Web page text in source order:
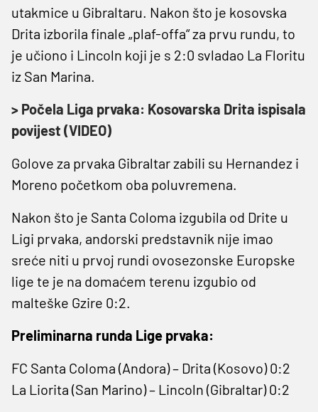
utakmice u Gibraltaru. Nakon što je kosovska
Drita izborila finale „plaf-offa“ za prvu rundu, to
je učiono i Lincoln koji je s 2:0 svladao La Floritu
iz San Marina.
> Počela Liga prvaka: Kosovarska Drita ispisala
povijest (VIDEO)
Golove za prvaka Gibraltar zabili su Hernandez i
Moreno početkom oba poluvremena.
Nakon što je Santa Coloma izgubila od Drite u
Ligi prvaka, andorski predstavnik nije imao
sreće niti u prvoj rundi ovosezonske Europske
lige te je na domaćem terenu izgubio od
malteške Gzire 0:2.
Preliminarna runda Lige prvaka:
FC Santa Coloma (Andora) – Drita (Kosovo) 0:2
La Liorita (San Marino) – Lincoln (Gibraltar) 0:2